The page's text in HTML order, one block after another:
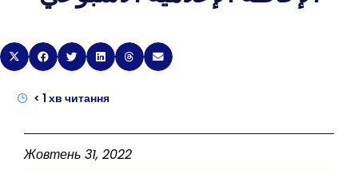
< 1 хв читання
Жовтень 31, 2022